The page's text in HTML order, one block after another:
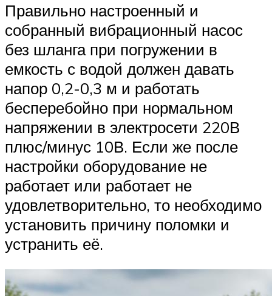
Правильно настроенный и
собранный вибрационный насос
без шланга при погружении в
емкость с водой должен давать
напор 0,2-0,3 м и работать
бесперебойно при нормальном
напряжении в электросети 220В
плюс/минус 10В. Если же после
настройки оборудование не
работает или работает не
удовлетворительно, то необходимо
установить причину поломки и
устранить её.